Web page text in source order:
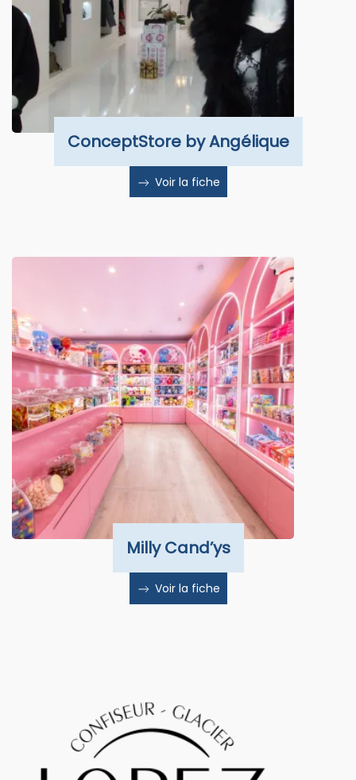
ConceptStore by Angélique
Voir la fiche
Milly Cand’ys
Voir la fiche